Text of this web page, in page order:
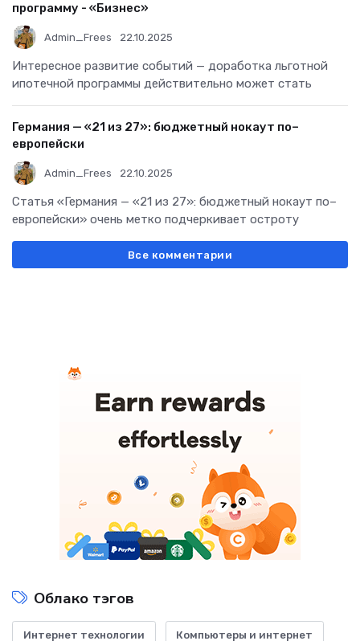
программу - «Бизнес»
Admin_Frees 22.10.2025
Интересное развитие событий — доработка льготной
ипотечной программы действительно может стать
Германия — «21 из 27»: бюджетный нокаут по–
европейски
Admin_Frees 22.10.2025
Статья «Германия — «21 из 27»: бюджетный нокаут по–
европейски» очень метко подчеркивает остроту
Все комментарии
Облако тэгов
Интернет технологии Компьютеры и интернет